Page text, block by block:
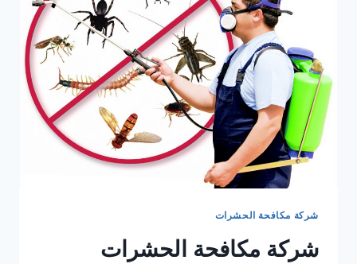
شركة مكافحة الحشرات
شركة مكافحة الحشرات